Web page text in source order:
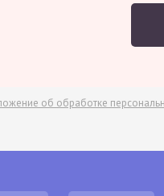
об обработке